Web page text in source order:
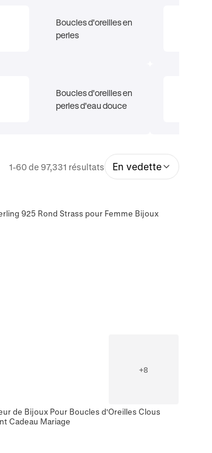
Boucles d'oreilles en
perles
Boucles d'oreilles en
perles d'eau douce
1-60 de 97,331 résultats En vedette
925 Rond Strass pour Femme Bijoux
+8
de Bijoux Pour Boucles d'Oreilles Clous
Cadeau Mariage